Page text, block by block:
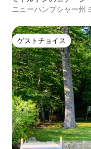
ニューハンプシャー州
ゲストチョイス
ゲストチョイス